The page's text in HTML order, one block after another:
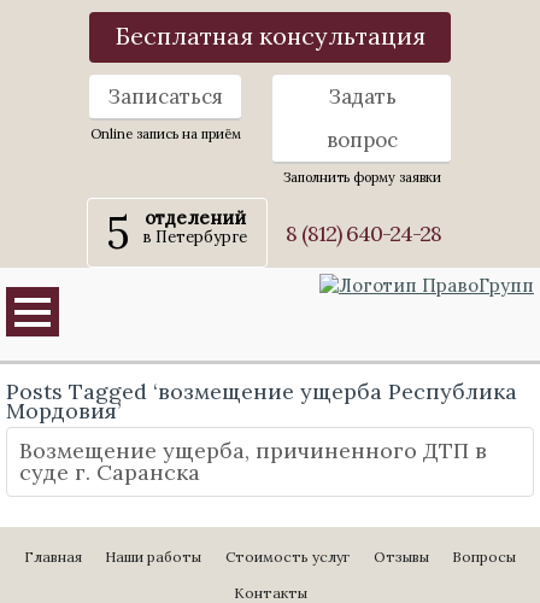
Бесплатная консультация
Записаться
Online запись на приём
Задать
вопрос
Заполнить форму заявки
5 отделений
в Петербурге 8 (812) 640-24-28
Posts Tagged ‘возмещение ущерба Республика
Мордовия’
Возмещение ущерба, причиненного ДТП в
суде г. Саранска
Главная Наши работы Стоимость услуг Отзывы
Вопросы
Контакты